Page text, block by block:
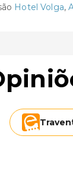
Hotel Volga,